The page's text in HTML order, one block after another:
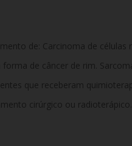
de: Carcinoma de células
de câncer de rim.
que receberam
cirúrgico ou radioterápico.